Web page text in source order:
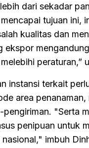
dari sekadar
tujuan ini,
kualitas dan
ekspor
peraturan,”
instansi terkait
area penanaman,
pengiriman. "Serta
penipuan untuk
imbuh